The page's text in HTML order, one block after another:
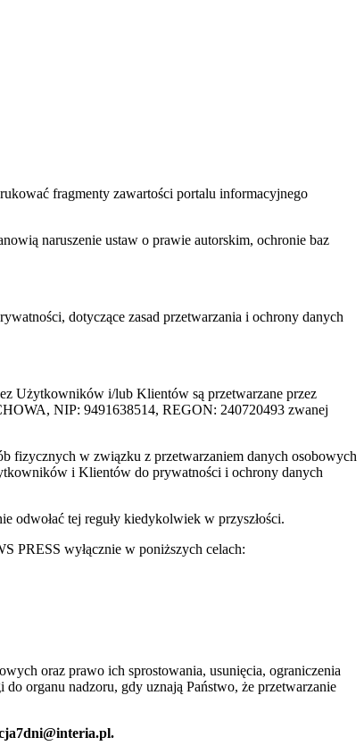
fragmenty zawartości portalu informacyjnego
naruszenie ustaw o prawie autorskim, ochronie baz
dotyczące zasad przetwarzania i ochrony danych
Użytkowników i/lub Klientów są przetwarzane przez
NIP: 9491638514, REGON: 240720493 zwanej
fizycznych w związku z przetwarzaniem danych osobowych
i Klientów do prywatności i ochrony danych
odwołać tej reguły kiedykolwiek w przyszłości.
PRESS wyłącznie w poniższych celach:
oraz prawo ich sprostowania, usunięcia, ograniczenia
organu nadzoru, gdy uznają Państwo, że przetwarzanie